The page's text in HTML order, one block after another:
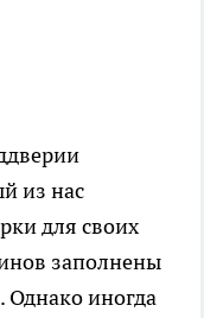
из нас
для своих
заполнены
иногда